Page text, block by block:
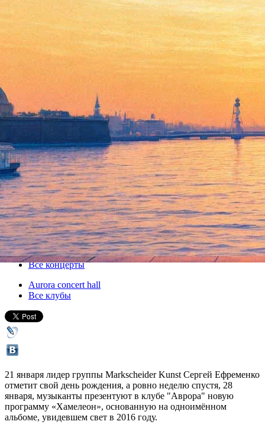
Markscheider Kunst выйдут
на сцену с «Хамелеоном»
28 января 2017, суббота,20.00
Версия для печати
Все концерты
Aurora concert hall
Все клубы
21 января лидер группы Markscheider Kunst Сергей Ефременко
отметит свой день рождения, а ровно неделю спустя, 28
января, музыканты презентуют в клубе "Аврора" новую
программу «Хамелеон», основанную на одноимённом
альбоме, увидевшем свет в 2016 году.